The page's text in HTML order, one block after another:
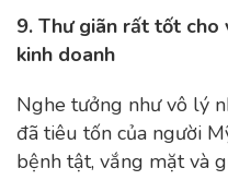
9. Thư giãn rất tốt cho
kinh doanh
Nghe tưởng như vô lý
đã tiêu tốn của người
bệnh tật, vắng mặt và